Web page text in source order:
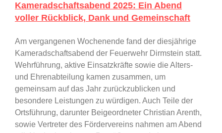
Kameradschaftsabend 2025: Ein Abend
voller Rückblick, Dank und Gemeinschaft
Am vergangenen Wochenende fand der diesjährige
Kameradschaftsabend der Feuerwehr Dirmstein statt.
Wehrführung, aktive Einsatzkräfte sowie die Alters-
und Ehrenabteilung kamen zusammen, um
gemeinsam auf das Jahr zurückzublicken und
besondere Leistungen zu würdigen. Auch Teile der
Ortsführung, darunter Beigeordneter Christian Arenth,
sowie Vertreter des Fördervereins nahmen am Abend